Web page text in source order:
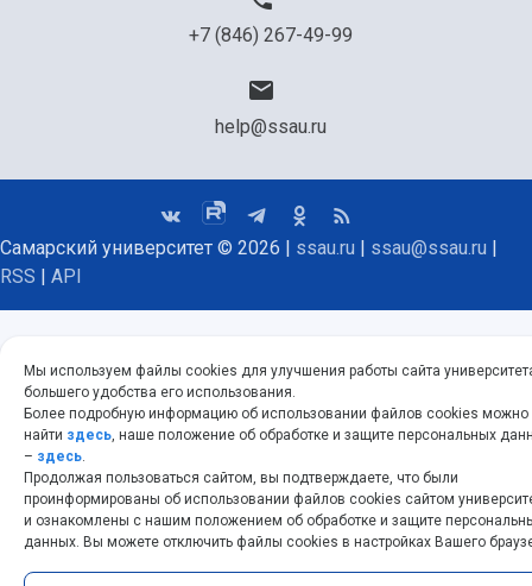
+7 (846) 267-49-99
help@ssau.ru
Самарский университет © 2026 | ssau.ru ssau@ssau.ru
RSS
API
Мы используем файлы cookies для улучшения работы сайта
большего удобства его использования.
Более подробную информацию об использовании файлов cookies можно
найти здесь, наше положение об обработке и защите персональных
– здесь.
Продолжая пользоваться сайтом, вы подтверждаете, что были
проинформированы об использовании файлов cookies сайтом
и ознакомлены с нашим положением об обработке и защите
данных. Вы можете отключить файлы cookies в настройках Вашего